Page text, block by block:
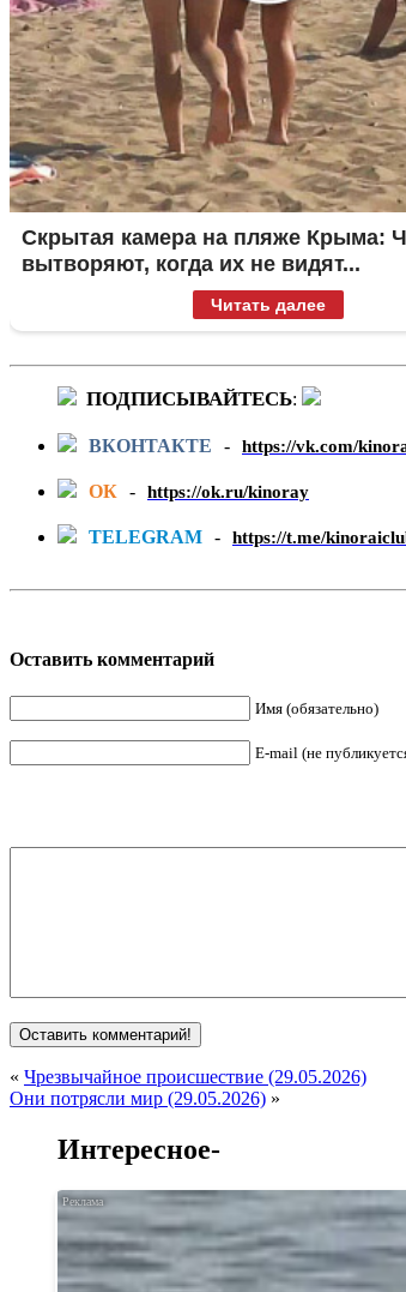
Скрытая камера на пляже Крыма:
вытворяют, когда их не видят...
Читать далее
ПОДПИСЫВАЙТЕСЬ:
ВКОНТАКТЕ - https://vk.com/
ОК - https://ok.ru/kinoray
TELEGRAM - https://t.me/
Оставить комментарий
Имя (обязательно)
E-mail (не
« Чрезвычайное происшествие (29.05.2026)
Они потрясли мир (29.05.2026) »
Интересное-